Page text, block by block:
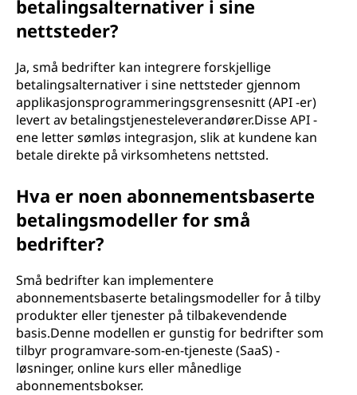
betalingsalternativer i sine
nettsteder?
Ja, små bedrifter kan integrere forskjellige
betalingsalternativer i sine nettsteder gjennom
applikasjonsprogrammeringsgrensesnitt (API -er)
levert av betalingstjenesteleverandører.Disse API -
ene letter sømløs integrasjon, slik at kundene kan
betale direkte på virksomhetens nettsted.
Hva er noen abonnementsbaserte
betalingsmodeller for små
bedrifter?
Små bedrifter kan implementere
abonnementsbaserte betalingsmodeller for å tilby
produkter eller tjenester på tilbakevendende
basis.Denne modellen er gunstig for bedrifter som
tilbyr programvare-som-en-tjeneste (SaaS) -
løsninger, online kurs eller månedlige
abonnementsbokser.